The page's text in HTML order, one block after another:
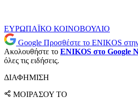
ΕΥΡΩΠΑΪΚΟ ΚΟΙΝΟΒΟΥΛΙΟ
Google Προσθέστε το ENIKOS
Ακολουθήστε το ENIKOS στο Google
όλες τις ειδήσεις.
ΔΙΑΦΗΜΙΣΗ
ΜΟΙΡΑΣΟΥ ΤΟ